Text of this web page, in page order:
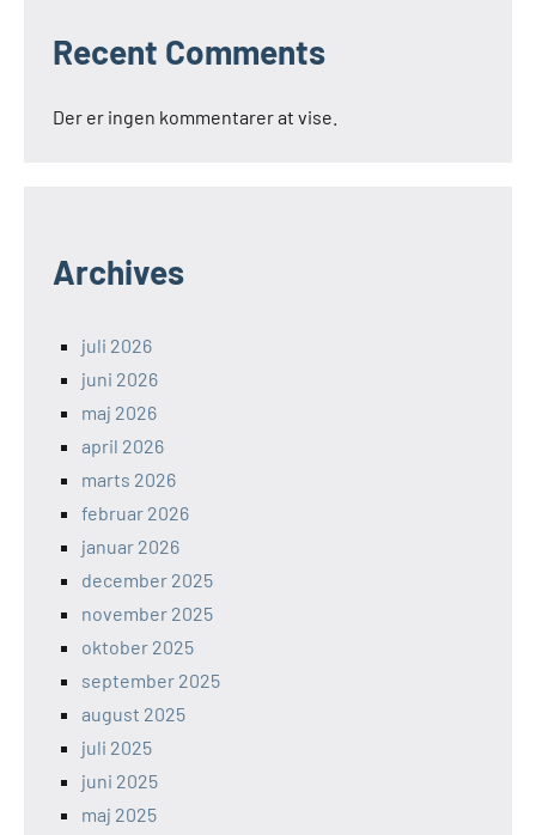
Recent Comments
Der er ingen kommentarer at vise.
Archives
juli 2026
juni 2026
maj 2026
april 2026
marts 2026
februar 2026
januar 2026
december 2025
november 2025
oktober 2025
september 2025
august 2025
juli 2025
juni 2025
maj 2025